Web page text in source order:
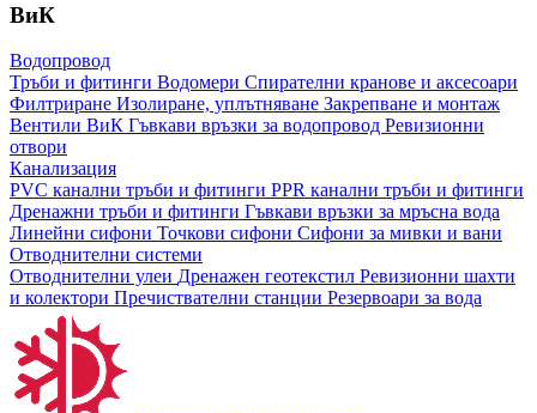
ВиК
Водопровод
Тръби и фитинги Водомери Спирателни кранове и аксесоари
Филтриране Изолиране, уплътняване Закрепване и монтаж
Вентили ВиК Гъвкави връзки за водопровод Ревизионни
отвори
Канализация
PVC канални тръби и фитинги PPR канални тръби и фитинги
Дренажни тръби и фитинги Гъвкави връзки за мръсна вода
Линейни сифони Точкови сифони Сифони за мивки и вани
Отводнителни системи
Отводнителни улеи Дренажен геотекстил Ревизионни шахти
и колектори Пречиствателни станции Резервоари за вода